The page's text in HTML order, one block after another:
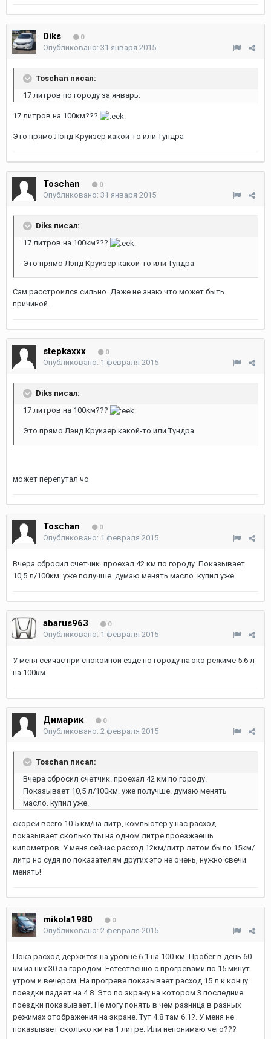
Diks 0
Опубликовано: 31 января 2015
Toschan писал:
17 литров по городу за январь.
17 литров на 100км???
Это прямо Лэнд Круизер какой-то или Тундра
Toschan 0
Опубликовано: 31 января 2015
Diks писал:
17 литров на 100км???
Это прямо Лэнд Круизер какой-то или Тундра
Сам расстроился сильно. Даже не знаю что может быть
причиной.
stepkaxxx 0
Опубликовано: 1 февраля 2015
Diks писал:
17 литров на 100км???
Это прямо Лэнд Круизер какой-то или Тундра
может перепутал чо
Toschan 0
Опубликовано: 1 февраля 2015
Вчера сбросил счетчик. проехал 42 км по городу. Показывает
10,5 л/100км. уже получше. думаю менять масло. купил уже.
abarus963 0
Опубликовано: 1 февраля 2015
У меня сейчас при спокойной езде по городу на эко режиме 5.6 л
на 100км.
Димарик 0
Опубликовано: 2 февраля 2015
Toschan писал:
Вчера сбросил счетчик. проехал 42 км по городу.
Показывает 10,5 л/100км. уже получше. думаю менять
масло. купил уже.
скорей всего 10.5 км/на литр, компьютер у нас расход
показывает сколько ты на одном литре проезжаешь
километров. У меня сейчас расход 12км/литр летом было 15км/
литр но судя по показателям других это не очень, нужно свечи
менять!
mikola1980 0
Опубликовано: 2 февраля 2015
Пока расход держится на уровне 6.1 на 100 км. Пробег в день 60
км из них 30 за городом. Естественно с прогревами по 15 минут
утром и вечером. На прогреве показывает расход 15 л к концу
поездки падает на 4.8. Это по экрану на котором 3 последние
поездки показывает. Не могу понять в чем разница в разных
режимах отображения на экране. Тут 4.8 там 6.1?. У меня не
показывает сколько км на 1 литре. Или непонимаю чего???